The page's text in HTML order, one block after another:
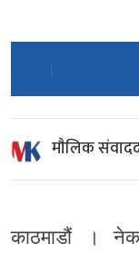
माैलिक
काठमाडौं ।